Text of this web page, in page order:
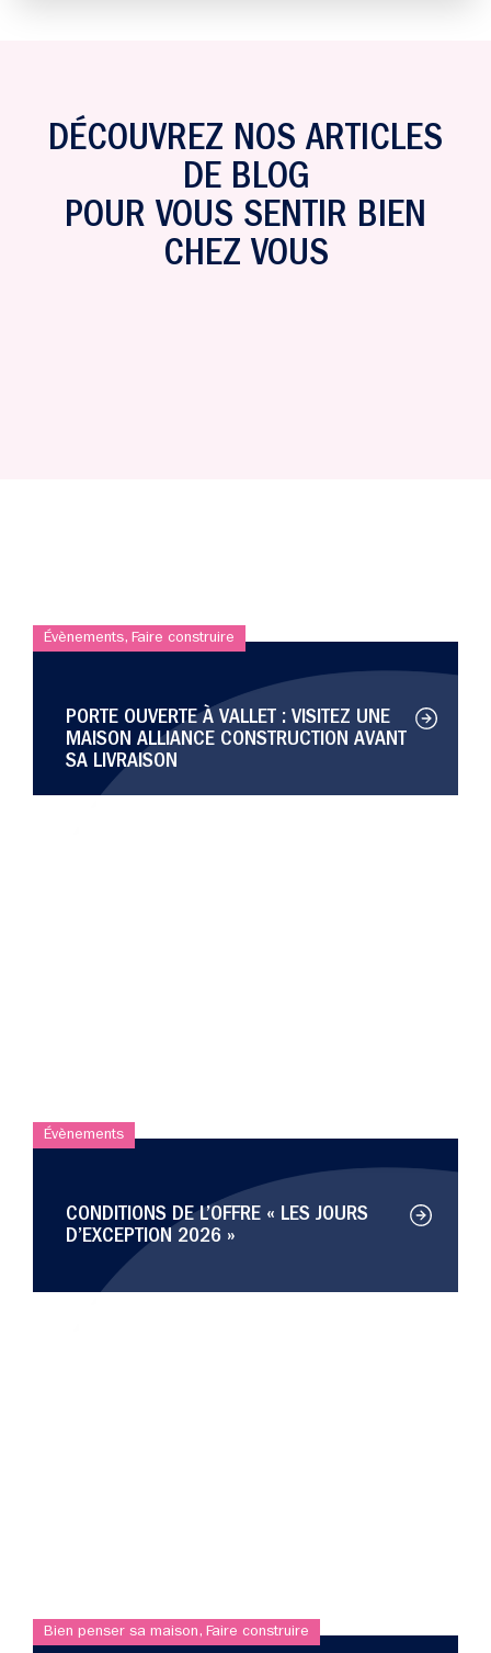
DÉCOUVREZ NOS ARTICLES
DE BLOG
POUR VOUS SENTIR BIEN
CHEZ VOUS
Évènements, Faire construire
PORTE OUVERTE À VALLET : VISITEZ UNE
MAISON ALLIANCE CONSTRUCTION AVANT
SA LIVRAISON
Évènements
CONDITIONS DE L’OFFRE « LES JOURS
D’EXCEPTION 2026 »
Bien penser sa maison, Faire construire